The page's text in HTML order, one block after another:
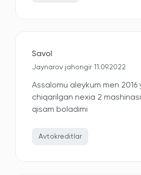
Savol
Jaynarov jahongir 11.09.2022
Assalomu aleykum men 2016
chiqarilgan nexia 2
qisam boladimi
Avtokreditlar